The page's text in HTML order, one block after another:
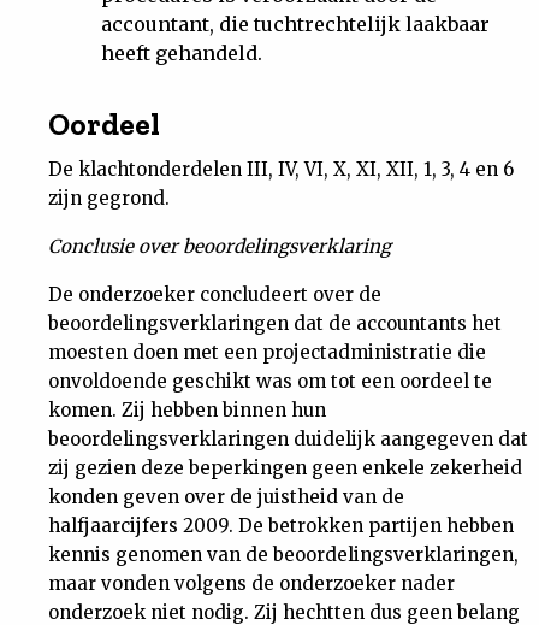
accountant, die tuchtrechtelijk laakbaar
heeft gehandeld.
Oordeel
De klachtonderdelen III, IV, VI, X, XI, XII, 1, 3, 4 en 6
zijn gegrond.
Conclusie over beoordelingsverklaring
De onderzoeker concludeert over de
beoordelingsverklaringen dat de accountants het
moesten doen met een projectadministratie die
onvoldoende geschikt was om tot een oordeel te
komen. Zij hebben binnen hun
beoordelingsverklaringen duidelijk aangegeven dat
zij gezien deze beperkingen geen enkele zekerheid
konden geven over de juistheid van de
halfjaarcijfers 2009. De betrokken partijen hebben
kennis genomen van de beoordelingsverklaringen,
maar vonden volgens de onderzoeker nader
onderzoek niet nodig. Zij hechtten dus geen belang